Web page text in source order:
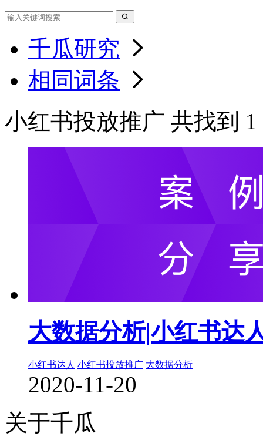
千瓜研究
相同词条
小红书投放推广 共找到
大数据分析|小红书达
小红书达人 小红书投放推广 大数据分析
2020-11-20
关于千瓜